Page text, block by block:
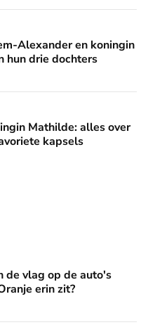
koningin Máxima leren
Alexander en koningin
hun drie dochters
alles over haar kapper en
Mathilde: alles over
kapsels
auto's kunt zien welke
de vlag op de auto's
erin zit?